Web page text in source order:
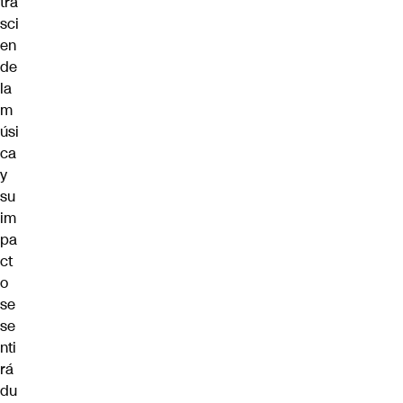
sci
en
de
la
m
úsi
ca
y
su
im
pa
ct
o
se
se
nti
rá
du